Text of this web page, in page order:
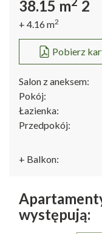
38.15 m
+ 4.16m2
2
Pobierz
Salon z aneksem:
Pokój:
Łazienka:
Przedpokój:
+ Balkon:
występują: